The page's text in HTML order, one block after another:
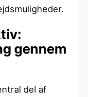
gennem
del af